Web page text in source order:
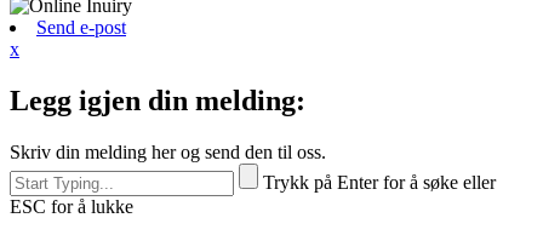
Send e-post
x
Legg igjen din melding:
Skriv din melding her og send den til oss.
Trykk på Enter for å søke eller
ESC for å lukke